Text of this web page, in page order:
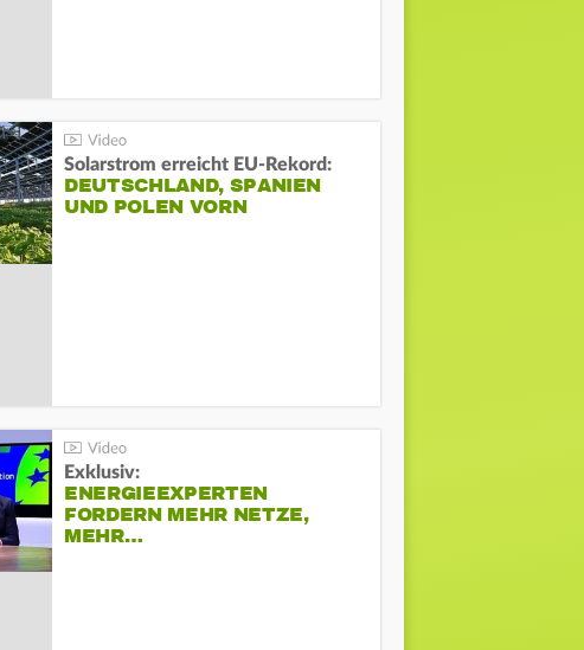
Solarstrom erreicht EU-Rekord:
DEUTSCHLAND, SPANIEN
UND POLEN VORN
Exklusiv:
ENERGIEEXPERTEN
FORDERN MEHR NETZE,
MEHR…